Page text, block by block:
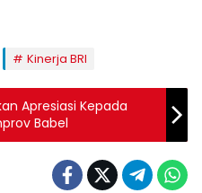
Kinerja BRI
Apresiasi Kepada
Babel